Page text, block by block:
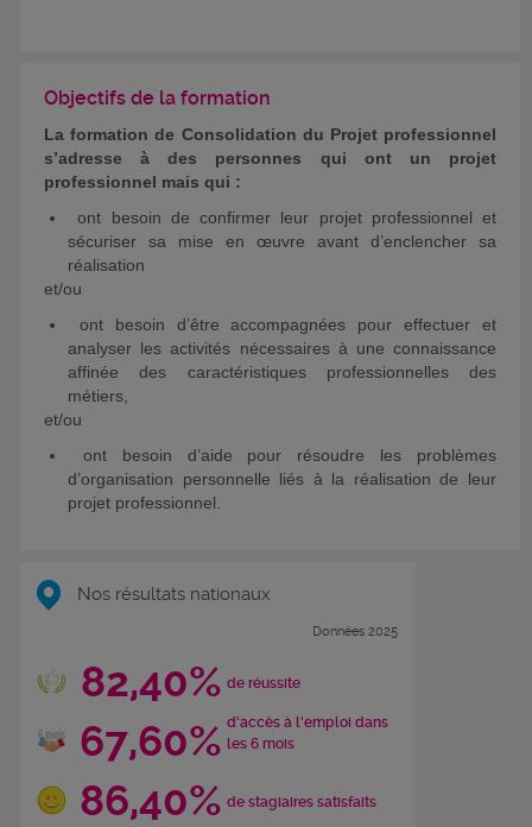
Objectifs de la formation
La formation de Consolidation du Projet professionnel
s’adresse à des personnes qui ont un projet
professionnel mais qui :
­ ont besoin de confirmer leur projet professionnel et
sécuriser sa mise en œuvre avant d’enclencher sa
réalisation
et/ou
­ ont besoin d’être accompagnées pour effectuer et
analyser les activités nécessaires à une connaissance
affinée des caractéristiques professionnelles des
métiers,
et/ou
­ ont besoin d’aide pour résoudre les problèmes
d’organisation personnelle liés à la réalisation de leur
projet professionnel.
Nos résultats nationaux
Données 2025
82,40% de réussite
67,60% d'accès à l'emploi dans
les 6 mois
86,40% de stagiaires satisfaits